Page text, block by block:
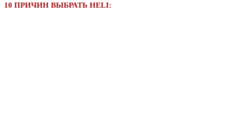
10 ПРИЧИН ВЫБРАТЬ HELI: